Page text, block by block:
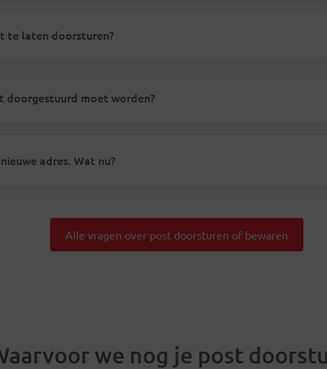
te laten doorsturen?
doorgestuurd moet worden?
adres. Wat nu?
Alle vragen over post doorsturen of bewaren
we nog je post